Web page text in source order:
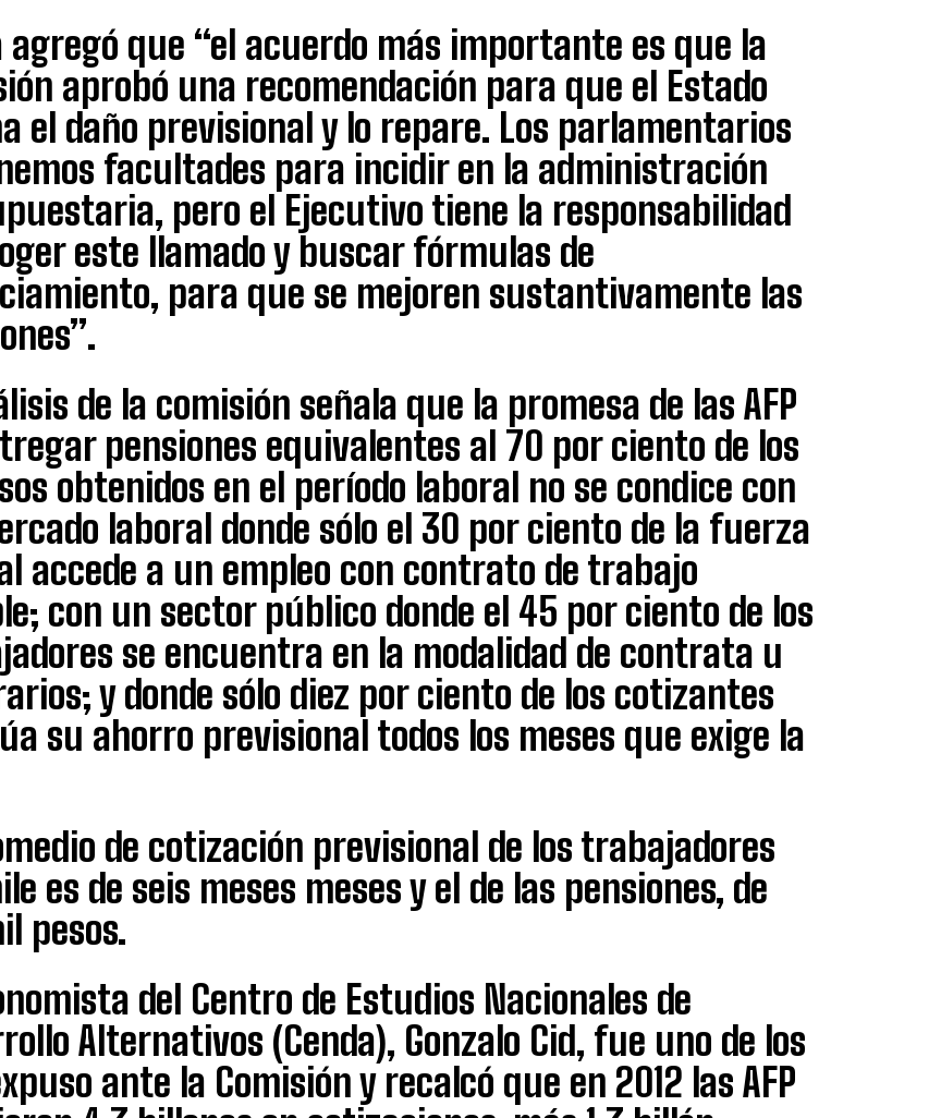
agregó que “el acuerdo más importante es que la
aprobó una recomendación para que el Estado
el daño previsional y lo repare. Los parlamentarios
facultades para incidir en la administración
pero el Ejecutivo tiene la responsabilidad
este llamado y buscar fórmulas de
para que se mejoren sustantivamente las
de la comisión señala que la promesa de las AFP
pensiones equivalentes al 70 por ciento de los
obtenidos en el período laboral no se condice con
laboral donde sólo el 30 por ciento de la fuerza
accede a un empleo con contrato de trabajo
con un sector público donde el 45 por ciento de los
se encuentra en la modalidad de contrata u
y donde sólo diez por ciento de los cotizantes
su ahorro previsional todos los meses que exige la
de cotización previsional de los trabajadores
es de seis meses meses y el de las pensiones, de
pesos.
del Centro de Estudios Nacionales de
Alternativos (Cenda), Gonzalo Cid, fue uno de los
ante la Comisión y recalcó que en 2012 las AFP